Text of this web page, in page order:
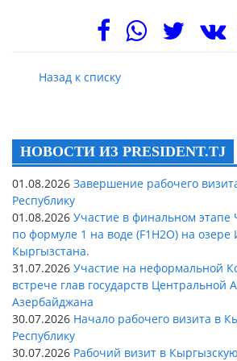
Назад к списку
НОВОСТИ ИЗ PRESIDENT.TJ
01.08.2026 Завершение рабочего
Республику
01.08.2026 Участие в финальном
по формуле 1 на воде (F1H2O) на озере
Кыргызстана.
31.07.2026 Участие на неформальной
встрече глав государств Центральной
Азербайджана
30.07.2026 Начало рабочего визита в
Республику
30.07.2026 Рабочий визит в